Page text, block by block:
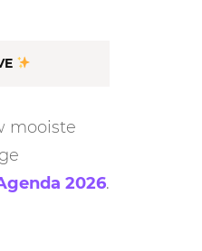
mooiste
2026.